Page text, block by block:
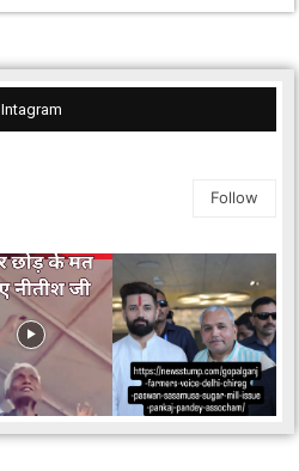
Intagram
Follow